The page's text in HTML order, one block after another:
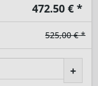
472.50 € *
525,00 € *
+